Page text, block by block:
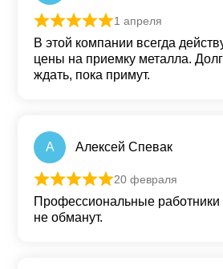
Оценка из 5
1 апреля
В этой компании всегда
цены на приемку металла.
ждать, пока примут.
А Алексей Спевак
Оценка из 5
20 февраля
Профессиональные работники
не обманут.